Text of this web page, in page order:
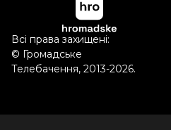
Всі права захищені:
© Громадське
Телебачення, 2013-2026.